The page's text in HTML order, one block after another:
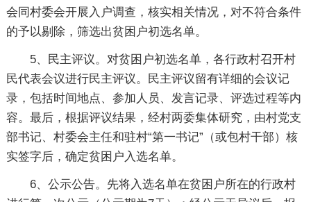
会同村委会开展入户调查，核实相关情况，对不符合条件
的予以剔除，筛选出贫困户初选名单。
5、民主评议。对贫困户初选名单，各行政村召开村
民代表会议进行民主评议。民主评议留有详细的会议记
录，包括时间地点、参加人员、发言记录、评选过程等内
容。最后，根据评议结果，经村两委集体研究，由村党支
部书记、村委会主任和驻村“第一书记”（或包村干部）核
实签字后，确定贫困户入选名单。
6、公示公告。先将入选名单在贫困户所在的行政村